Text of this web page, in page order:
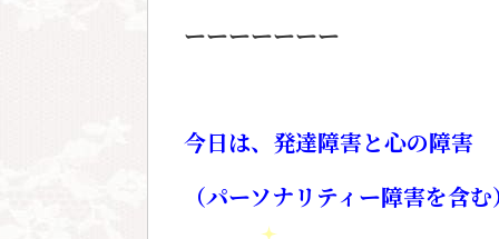
ーーーーーーー
今日は、発達障害と心の障害
（パーソナリティー障害を含